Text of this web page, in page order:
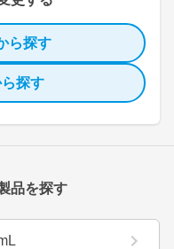
ら探す
探す
品を探す